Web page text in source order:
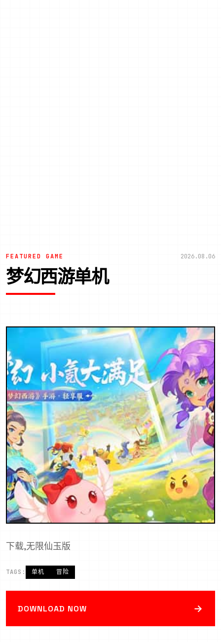
FEATURED GAME 2026.08.06
梦幻西游单机
下载,无限仙玉版
TAGS: 单机 冒险
DOWNLOAD NOW →